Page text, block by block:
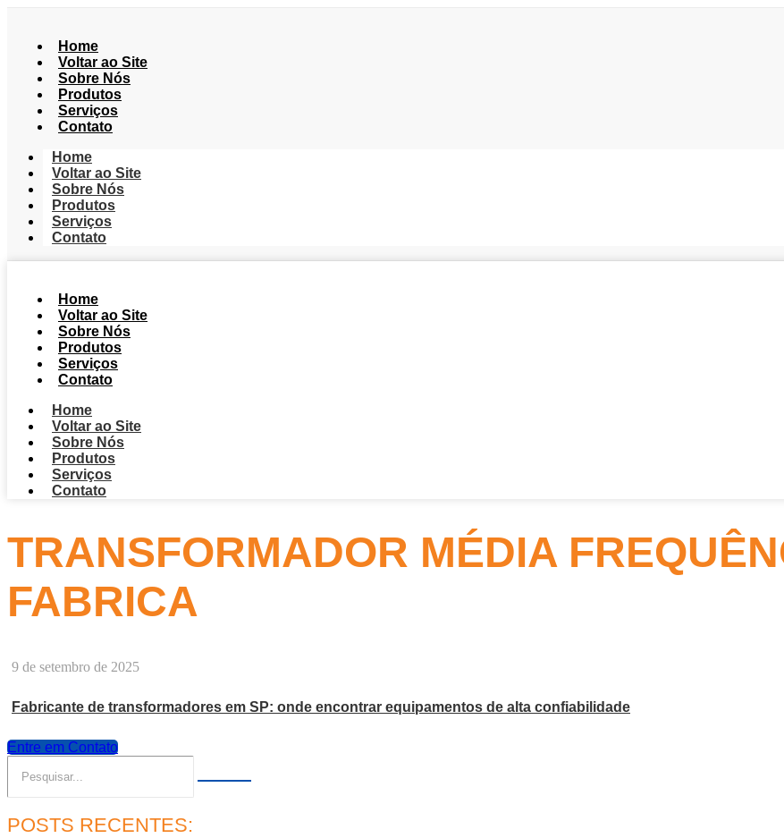
Home
Voltar ao Site
Sobre Nós
Produtos
Serviços
Contato
Home
Voltar ao Site
Sobre Nós
Produtos
Serviços
Contato
Home
Voltar ao Site
Sobre Nós
Produtos
Serviços
Contato
Home
Voltar ao Site
Sobre Nós
Produtos
Serviços
Contato
TRANSFORMADOR MÉDIA
FABRICA
9 de setembro de 2025
Fabricante de transformadores em SP: onde encontrar equipamentos de alta confiabilidade
Entre em Contato
POSTS RECENTES: